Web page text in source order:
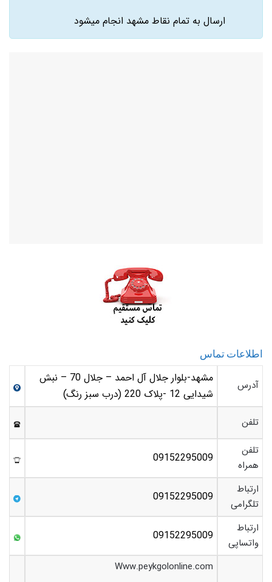
ارسال به تمام نقاط مشهد انجام میشود
اطلاعات تماس
آدرس
مشهد-بلوار جلال آل احمد – جلال 70 – نبش
شیدایی 12 -پلاک 220 (درب سبز رنگ)
تلفن
تلفن
همراه
09152295009
ارتباط
تلگرامی
09152295009
ارتباط
واتساپی
09152295009
Www.peykgolonline.com